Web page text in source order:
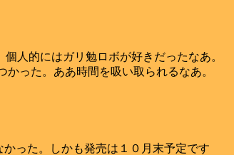
人的にはガリ勉ロボが好きだったなあ。
った。ああ時間を吸い取られるなあ。
かった。しかも発売は１０月末予定です